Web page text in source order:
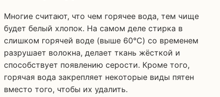
Многие считают, что чем горячее вода, тем чище
будет белый хлопок. На самом деле стирка в
слишком горячей воде (выше 60°C) со временем
разрушает волокна, делает ткань жёсткой и
способствует появлению серости. Кроме того,
горячая вода закрепляет некоторые виды пятен
вместо того, чтобы их удалить.